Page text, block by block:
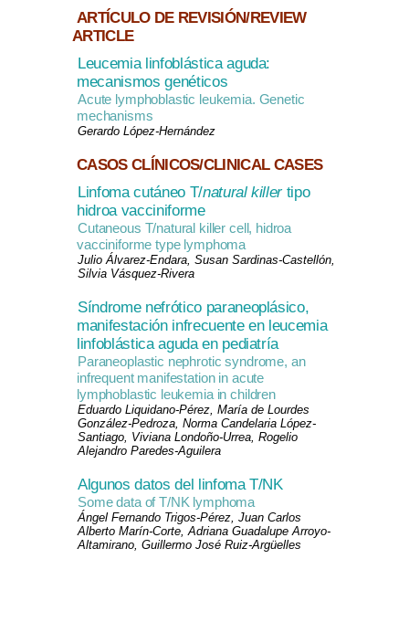
ARTÍCULO DE REVISIÓN/REVIEW
ARTICLE
Leucemia linfoblástica aguda:
mecanismos genéticos
Acute lymphoblastic leukemia. Genetic
mechanisms
Gerardo López-Hernández
CASOS CLÍNICOS/CLINICAL CASES
Linfoma cutáneo T/natural killertipo
hidroa vacciniforme
Cutaneous T/natural killer cell, hidroa
vacciniforme type lymphoma
Julio Álvarez-Endara, Susan Sardinas-Castellón,
Silvia Vásquez-Rivera
Síndrome nefrótico paraneoplásico,
manifestación infrecuente en leucemia
linfoblástica aguda en pediatría
Paraneoplastic nephrotic syndrome, an
infrequent manifestation in acute
lymphoblastic leukemia in children
Eduardo Liquidano-Pérez, María de Lourdes
González-Pedroza, Norma Candelaria López-
Santiago, Viviana Londoño-Urrea, Rogelio
Alejandro Paredes-Aguilera
Algunos datos del linfoma T/NK
Some data of T/NK lymphoma
Ángel Fernando Trigos-Pérez, Juan Carlos
Alberto Marín-Corte, Adriana Guadalupe Arroyo-
Altamirano, Guillermo José Ruiz-Argüelles